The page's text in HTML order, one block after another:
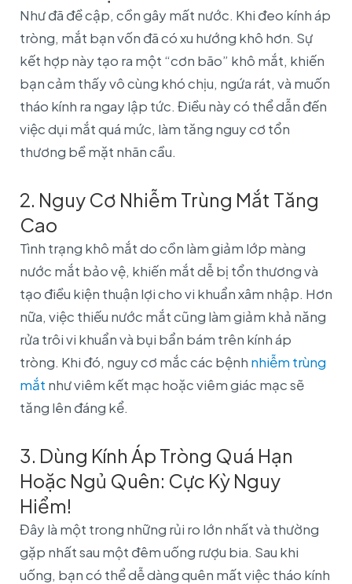
Như đã đề cập, cồn gây mất nước. Khi đeo kính áp
tròng, mắt bạn vốn đã có xu hướng khô hơn. Sự
kết hợp này tạo ra một “cơn bão” khô mắt, khiến
bạn cảm thấy vô cùng khó chịu, ngứa rát, và muốn
tháo kính ra ngay lập tức. Điều này có thể dẫn đến
việc dụi mắt quá mức, làm tăng nguy cơ tổn
thương bề mặt nhãn cầu.
2. Nguy Cơ Nhiễm Trùng Mắt Tăng
Cao
Tình trạng khô mắt do cồn làm giảm lớp màng
nước mắt bảo vệ, khiến mắt dễ bị tổn thương và
tạo điều kiện thuận lợi cho vi khuẩn xâm nhập. Hơn
nữa, việc thiếu nước mắt cũng làm giảm khả năng
rửa trôi vi khuẩn và bụi bẩn bám trên kính áp
tròng. Khi đó, nguy cơ mắc các bệnh nhiễm trùng
mắt như viêm kết mạc hoặc viêm giác mạc sẽ
tăng lên đáng kể.
3. Dùng Kính Áp Tròng Quá Hạn
Hoặc Ngủ Quên: Cực Kỳ Nguy
Hiểm!
Đây là một trong những rủi ro lớn nhất và thường
gặp nhất sau một đêm uống rượu bia. Sau khi
uống, bạn có thể dễ dàng quên mất việc tháo kính